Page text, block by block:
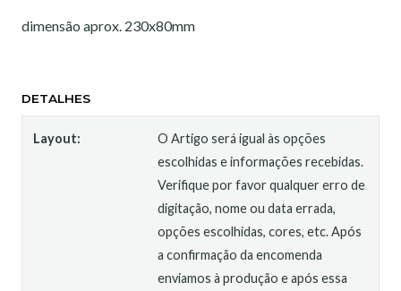
dimensão aprox. 230x80mm
DETALHES
Layout:
O Artigo será igual às opções
escolhidas e informações recebidas.
Verifique por favor qualquer erro de
digitação, nome ou data errada,
opções escolhidas, cores, etc. Após
a confirmação da encomenda
enviamos à produção e após essa